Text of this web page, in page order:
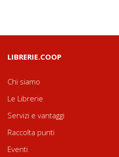
LIBRERIE.COOP
Chi siamo
Le Librerie
Servizi e vantaggi
Raccolta punti
Eventi